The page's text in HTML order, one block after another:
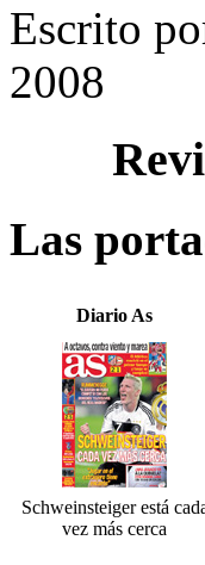
Escrito
2008
Las
Diario As
Schweinsteiger está
vez más cerca